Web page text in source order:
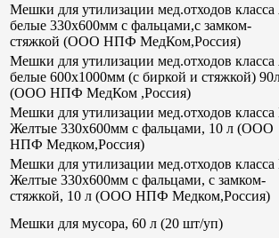
Мешки для утилизации мед.отходов класса
белые 330х600мм с фальцами,с замком-
стяжкой (ООО НПФ МедКом,Россия)
Мешки для утилизации мед.отходов класса
белые 600х1000мм (с биркой и стяжкой)
(ООО НПФ МедКом ,Россия)
Мешки для утилизации мед.отходов класса
Желтые 330х600мм с фальцами, 10 л (ООО
НПФ Медком,Россия)
Мешки для утилизации мед.отходов класса
Желтые 330х600мм с фальцами, с замком-
стяжкой, 10 л (ООО НПФ Медком,Россия)
Мешки для мусора, 60 л (20 шт/уп)